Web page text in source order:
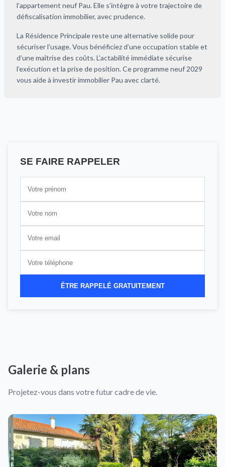
l’appartement neuf Pau. Elle s’intègre à votre trajectoire de
défiscalisation immobilier, avec prudence.
La Résidence Principale reste une alternative solide pour
sécuriser l’usage. Vous bénéficiez d’une occupation stable et
d’une maîtrise des coûts. L’actabilité immédiate sécurise
l’exécution et la prise de position. Ce programme neuf 2029
vous aide à investir immobilier Pau avec clarté.
SE FAIRE RAPPELER
ÊTRE RAPPELÉ GRATUITEMENT
Galerie & plans
Projetez-vous dans votre futur cadre de vie.